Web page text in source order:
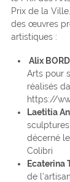
Prix de la
des œuvres
artistiques :
Alix
Arts pour
réalisés
https://
Laetitia
décerné
Colibri
Ecaterina
de